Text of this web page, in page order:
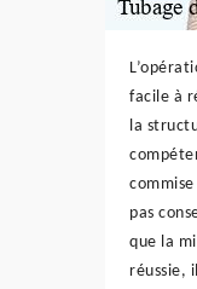
facile à
la
pas
que la
réussie,